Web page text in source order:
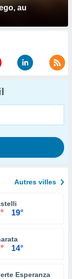
au
Autres villes
19°
14°
Esperanza